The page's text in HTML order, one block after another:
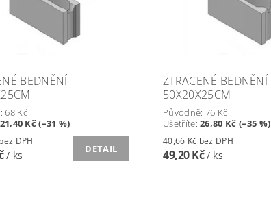
BEDNĚNÍ
68 Kč
21,40 Kč (–31 %)
38,51 Kč bez DPH
/ ks
DETAIL
ZTRACENÉ BEDNĚNÍ
50X20X25CM
Původně: 76 Kč
Ušetříte:26,80 Kč (–35 %)
40,66 Kč bez DPH
49,20 Kč/ ks